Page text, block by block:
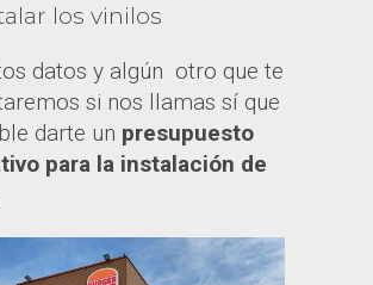
los vinilos
datos y algún otro que te
si nos llamas sí que
darte un presupuesto
para la instalación de